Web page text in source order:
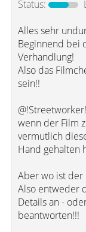
Status:
Alles sehr
Beginnend bei
Verhandlung!
Also das
sein!!
wenn der Film
vermutlich
Hand gehalten
Aber wo ist der
Also entweder
Details an -
beantworten!!!